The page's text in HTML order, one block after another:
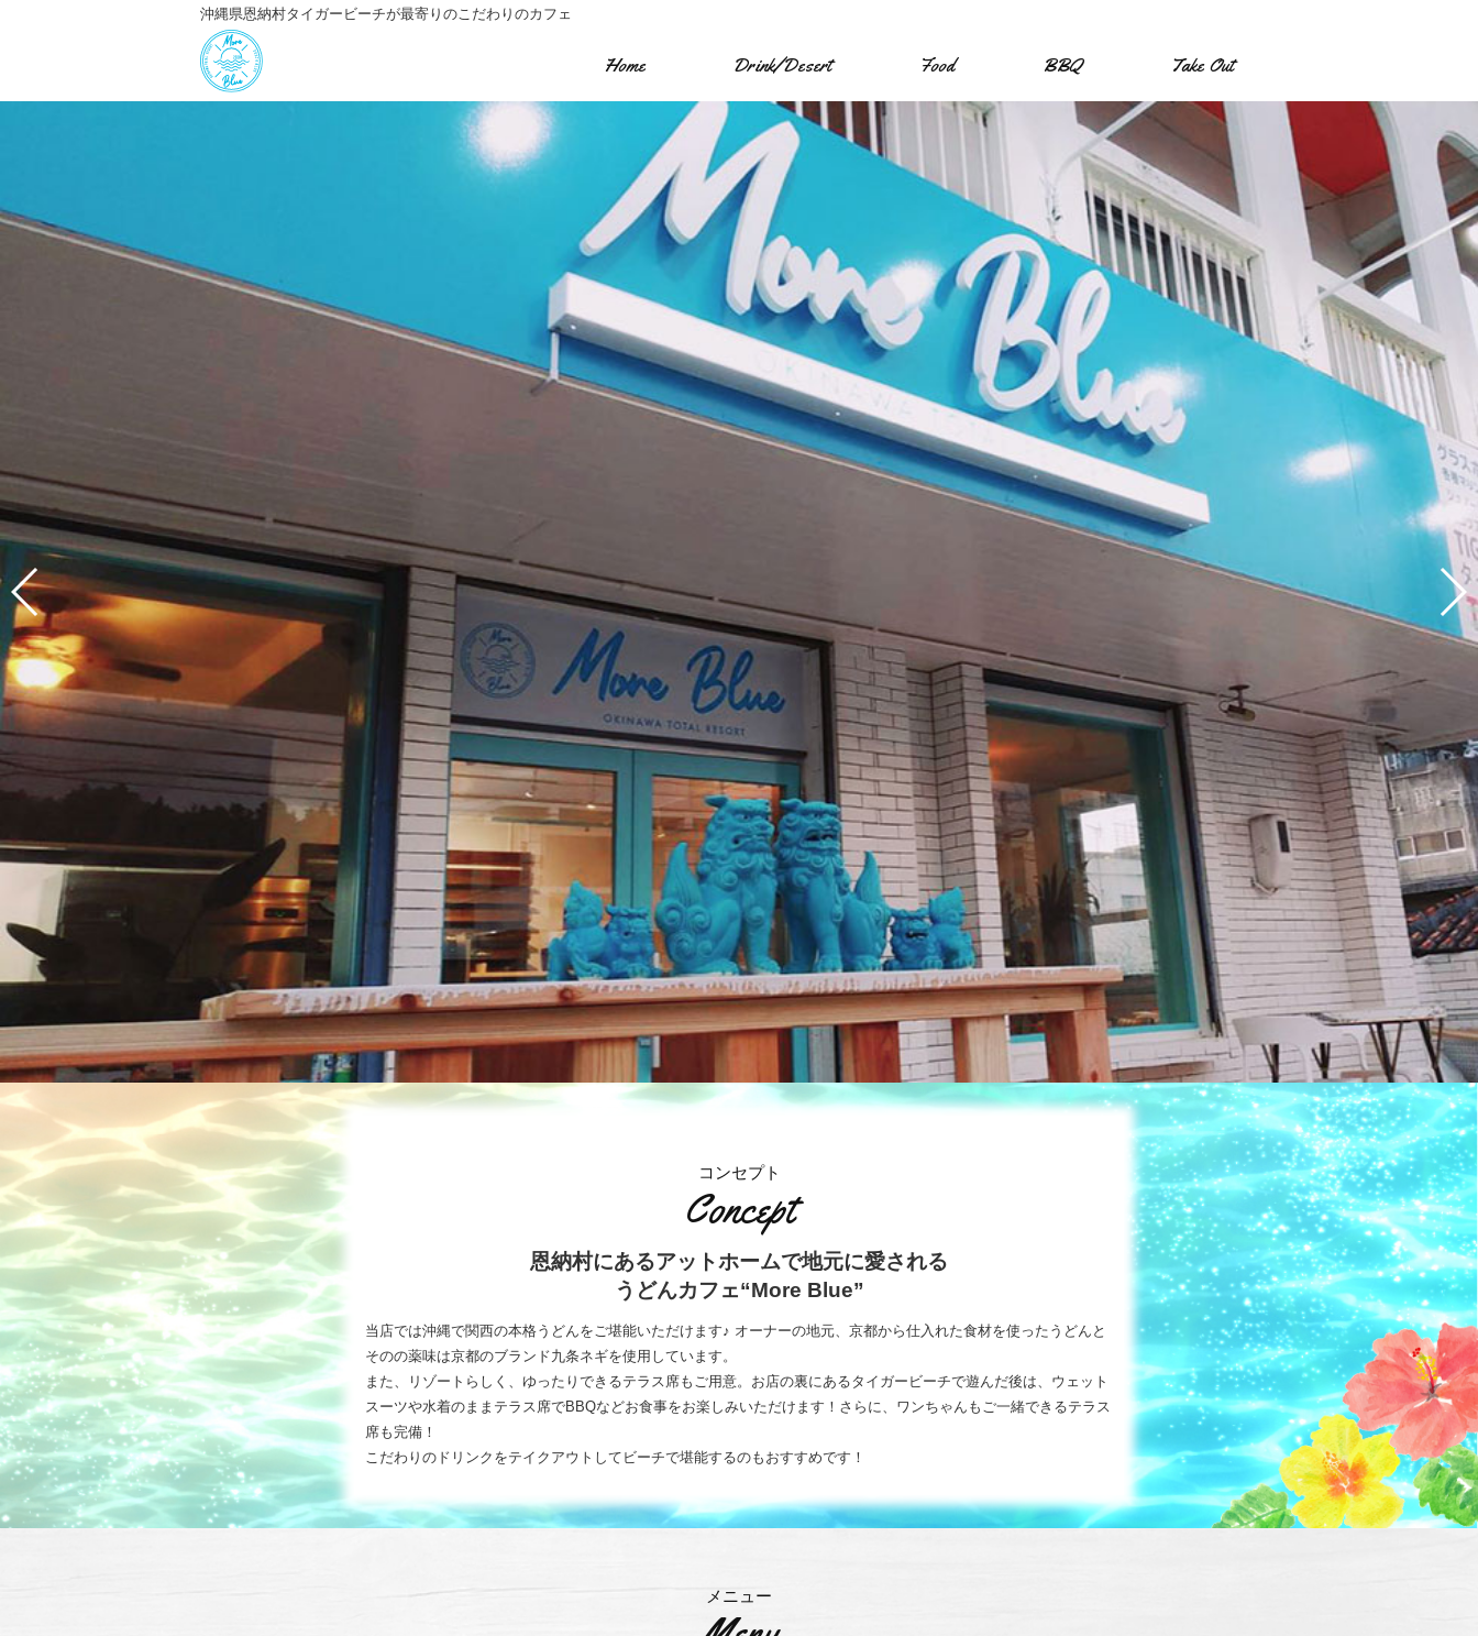
沖縄県恩納村タイガービーチが最寄りのこだわりのカフェ
Home Drink/Desert Food BBQ Take Out
コンセプト
Concept
恩納村にあるアットホームで地元に愛される
うどんカフェ“More Blue”
当店では沖縄で関西の本格うどんをご堪能いただけます♪ オーナーの地元、京都から仕入れた食材を使ったうどんと
そのの薬味は京都のブランド九条ネギを使用しています。
また、リゾートらしく、ゆったりできるテラス席もご用意。お店の裏にあるタイガービーチで遊んだ後は、ウェット
スーツや水着のままテラス席でBBQなどお食事をお楽しみいただけます！さらに、ワンちゃんもご一緒できるテラス
席も完備！
こだわりのドリンクをテイクアウトしてビーチで堪能するのもおすすめです！
メニュー